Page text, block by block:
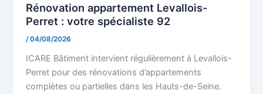
Rénovation appartement Levallois-
Perret : votre spécialiste 92
/04/08/2026
ICARE Bâtiment intervient régulièrement à Levallois-
Perret pour des rénovations d’appartements
complètes ou partielles dans les Hauts-de-Seine.